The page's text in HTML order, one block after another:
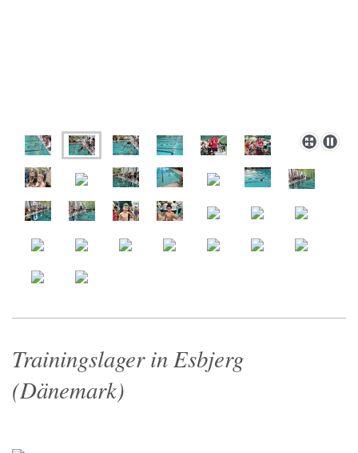
Trainingslager in Esbjerg
(Dänemark)